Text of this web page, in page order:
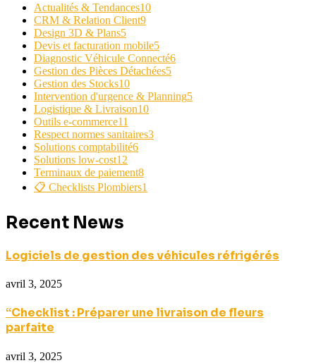
Actualités & Tendances10
CRM & Relation Client9
Design 3D & Plans5
Devis et facturation mobile5
Diagnostic Véhicule Connecté6
Gestion des Pièces Détachées5
Gestion des Stocks10
Intervention d'urgence & Planning5
Logistique & Livraison10
Outils e-commerce11
Respect normes sanitaires3
Solutions comptabilité6
Solutions low-cost12
Terminaux de paiement8
📋 Checklists Plombiers1
Recent News
Logiciels de gestion des véhicules réfrigérés
avril 3, 2025
“Checklist : Préparer une livraison de fleurs
parfaite
avril 3, 2025